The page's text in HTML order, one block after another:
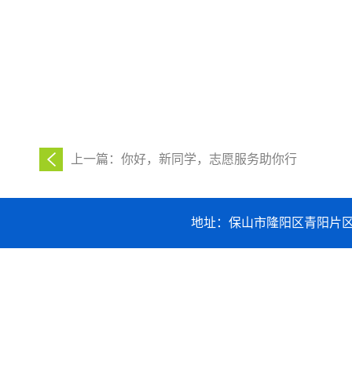
上一篇：你好，新同学，志愿服务助你行
地址：保山市隆阳区青阳片